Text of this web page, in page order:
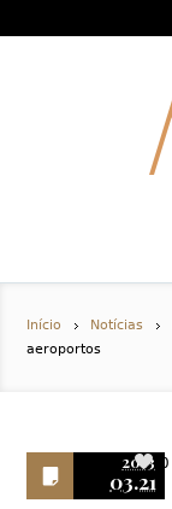
Início Notícias
aeroportos
2013
03.21
0